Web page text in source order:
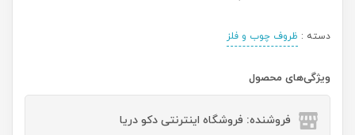
دسته : ظروف چوب و فلز
ویژگی‌های محصول
فروشنده: فروشگاه اینترنتی دکو دریا